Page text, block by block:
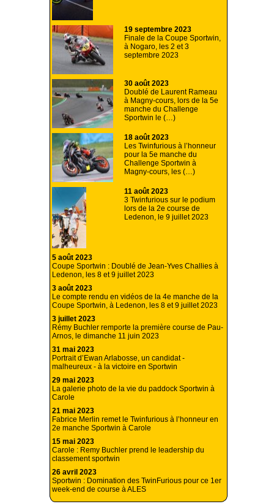
19 septembre 2023
Finale de la Coupe Sportwin,
à Nogaro, les 2 et 3
septembre 2023
30 août 2023
Doublé de Laurent Rameau
à Magny-cours, lors de la 5e
manche du Challenge
Sportwin le (…)
18 août 2023
Les Twinfurious à l’honneur
pour la 5e manche du
Challenge Sportwin à
Magny-cours, les (…)
11 août 2023
3 Twinfurious sur le podium
lors de la 2e course de
Ledenon, le 9 juillet 2023
5 août 2023
Coupe Sportwin : Doublé de Jean-Yves Challies à
Ledenon, les 8 et 9 juillet 2023
3 août 2023
Le compte rendu en vidéos de la 4e manche de la
Coupe Sportwin, à Ledenon, les 8 et 9 juillet 2023
3 juillet 2023
Rémy Buchler remporte la première course de Pau-
Arnos, le dimanche 11 juin 2023
31 mai 2023
Portrait d’Ewan Arlabosse, un candidat -
malheureux - à la victoire en Sportwin
29 mai 2023
La galerie photo de la vie du paddock Sportwin à
Carole
21 mai 2023
Fabrice Merlin remet le Twinfurious à l’honneur en
2e manche Sportwin à Carole
15 mai 2023
Carole : Remy Buchler prend le leadership du
classement sportwin
26 avril 2023
Sportwin : Domination des TwinFurious pour ce 1er
week-end de course à ALES